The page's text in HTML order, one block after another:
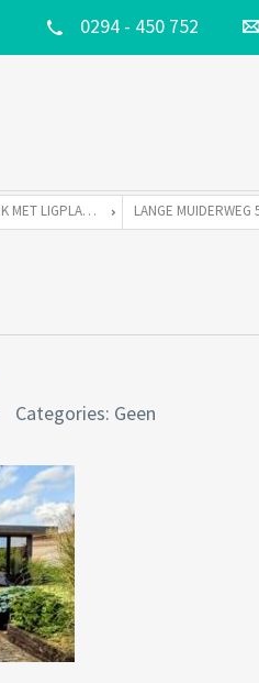
0294 - 450 752
WOONARK MET LIGPLAATS
Categories: Geen